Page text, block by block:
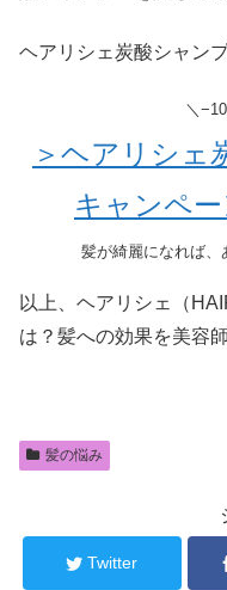
ヘアリシェ炭酸シャン
＼
＞ヘアリシェ
キャンペ
髪が綺麗になれば、
以上、ヘアリシェ（
は？髪への効果を美容
髪の悩み
Twitter